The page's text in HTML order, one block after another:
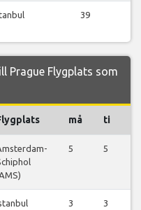
39
Prague Flygplats som
må ti
5 5
3 3